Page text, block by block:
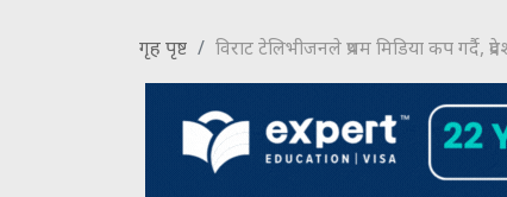
गृह पृष्ट विराट टेलिभीजनले प्रथम मिडिया कप गर्दै,